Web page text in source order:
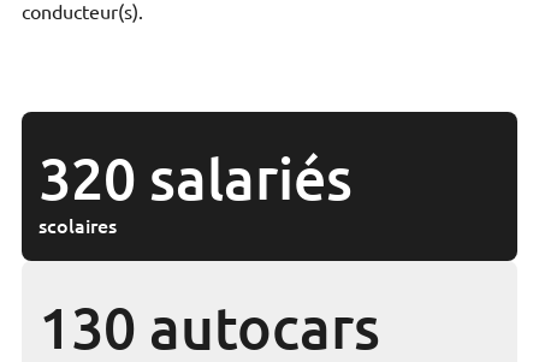
conducteur(s).
320 salariés
scolaires
130 autocars